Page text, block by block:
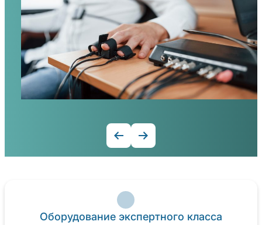
Оборудование экспертного класса